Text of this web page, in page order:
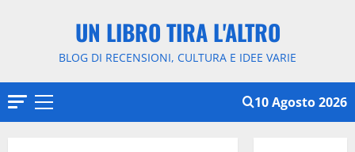
UN LIBRO TIRA L'ALTRO
BLOG DI RECENSIONI, CULTURA E IDEE VARIE
Menu
10 Agosto 2026